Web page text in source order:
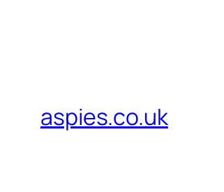
aspies.co.uk